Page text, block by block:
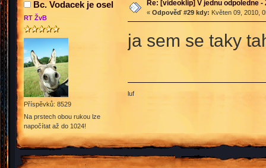
Bc. Vodacek je osel
RT ŽvB
Příspěvků: 8529
Na prstech obou rukou lze
napočítat až do 1024!
Re: [videoklip] V jednu odpoledne
« Odpověď #29 kdy: Květen 09, 2010,
ja sem se taky
luf